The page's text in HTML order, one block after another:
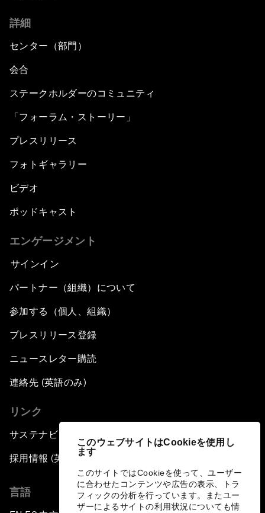
このウェブサイトはCookieを使用し
ます
このサイトではCookieを使って、ユーザー
に合わせたコンテンツや広告の表示、トラ
フィックの分析を行っています。またユー
ザーによるサイトの利用状況についても情
詳細
センター（部門）
会合
ステークホルダーのコミュニティ
「フォーラム・ストーリー」
プレスリリース
フォトギャラリー
ビデオ
ポッドキャスト
エンゲージメント
サインイン
パートナー（組織）について
参加する（個人、組織）
プレスリリース登録
ニュースレター購読
連絡先 (英語のみ)
リンク
サステナビリティへの取り組み
採用情報 (英語のみ)
言語